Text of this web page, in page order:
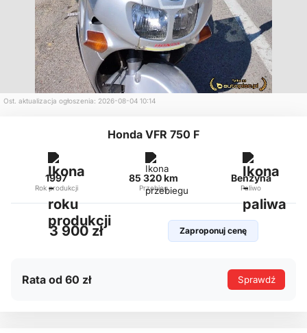
Ost. aktualizacja ogłoszenia: 2026-08-04 10:14
Honda VFR 750 F
1997
Rok produkcji
85 320 km
Przebieg
Benzyna
Paliwo
3 900 zł Zaproponuj cenę
Rata od 60 zł Sprawdź